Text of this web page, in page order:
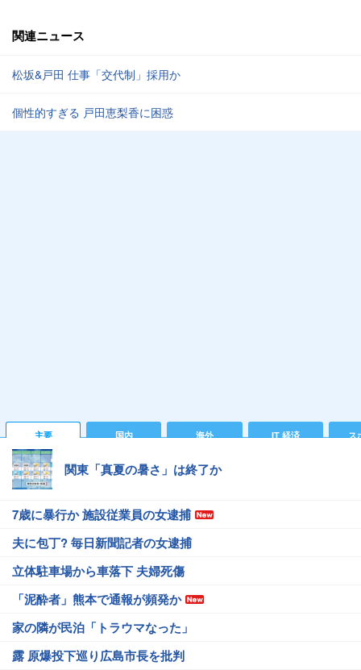
関連ニュース
松坂&戸田 仕事「交代制」採用か
個性的すぎる 戸田恵梨香に困惑
主要 国内 海外 IT 経済 ス
関東「真夏の暑さ」は終了か
7歳に暴行か 施設従業員の女逮捕
夫に包丁? 毎日新聞記者の女逮捕
立体駐車場から車落下 夫婦死傷
「泥酔者」熊本で通報が頻発か
家の隣が民泊「トラウマなった」
露 原爆投下巡り広島市長を批判